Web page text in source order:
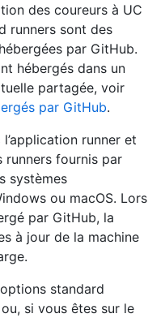
des coureurs à UC
runners sont des
par GitHub.
hébergés dans un
partagée, voir
par GitHub.
runner et
runners fournis par
systèmes
ou macOS. Lors
par GitHub, la
à jour de la machine
standard
si vous êtes sur le